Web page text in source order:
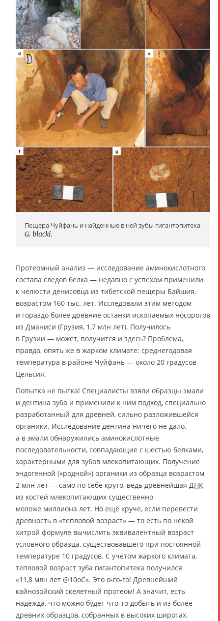
Пещера Чуйфань и найденные в ней зубы гигантопитека
G. blacki.
Протеомный анализ — исследование аминокислотного
состава следов белка — недавно с успехом применили
к челюсти денисовца из тибетской пещеры Байшия,
возрастом 160 тыс. лет. Исследовали этим методом
и гораздо более древние останки ископаемых носорогов
из Дманиси (Грузия, 1,7 млн лет). Получилось
в Грузии — может, получится и здесь? Проблема,
правда, опять же в жарком климате: среднегодовая
температура в районе Чуйфань — около 20 градусов
Цельсия.
Попытка не пытка! Специалисты взяли образцы эмали
и дентина зуба и применили к ним подход, специально
разработанный для древней, сильно разложившейся
органики. Исследование дентина ничего не дало,
а в эмали обнаружились аминокислотные
последовательности, совпадающие с шестью белками,
характерными для зубов млекопитающих. Получение
эндогенной («родной») органики из образца возрастом
2 млн лет — само по себе круто, ведь древнейшая ДНК
из костей млекопитающих существенно
моложе миллиона лет. Но ещё круче, если перевести
древность в «тепловой возраст» — то есть по некой
хитрой формуле вычислить эквивалентный возраст
условного образца, существовавшего при постоянной
температуре 10 градусов. С учётом жаркого климата,
тепловой возраст зуба гигантопитека получился
«11,8 млн лет @10oC». Это о-го-го! Древнейший
кайнозойский скелетный протеом! А значит, есть
надежда, что можно будет что-то добыть и из более
древних образцов, собранных в высоких широтах.